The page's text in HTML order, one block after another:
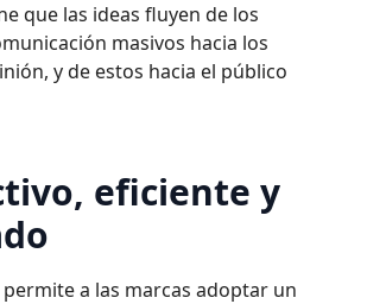
que las ideas fluyen de los
masivos hacia los
y de estos hacia el público
eficiente y
permite a las marcas adoptar un